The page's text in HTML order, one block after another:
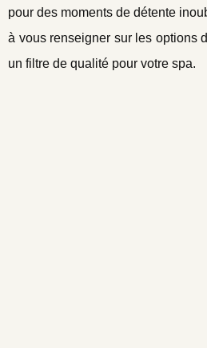
pour des moments de détente
à vous renseigner sur les options
un filtre de qualité pour votre spa.